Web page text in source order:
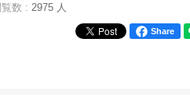
数 : 2975 人
Share